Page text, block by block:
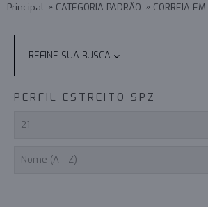
Principal CATEGORIA PADRÃO CORREIA
REFINE SUA BUSCA
PERFIL ESTREITO SPZ